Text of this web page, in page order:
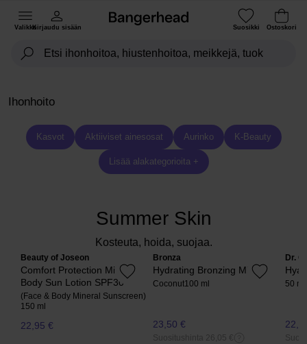
ValikkoKirjaudu sisään Suosikki Ostoskori
Ihonhoito
Kasvot Aktiiviset ainesosat Aurinko K-Beauty
Lisää alakategorioita +
Summer Skin
Kosteuta, hoida, suojaa.
Beauty of Joseon
Comfort Protection Mineral
Body Sun Lotion SPF30
(Face & Body Mineral Sunscreen)
150 ml
22,95 €
Bronza
Hydrating Bronzing Mist
Coconut100 ml
23,50 €
Suositushinta 26,05 €
Dr.
50 ml